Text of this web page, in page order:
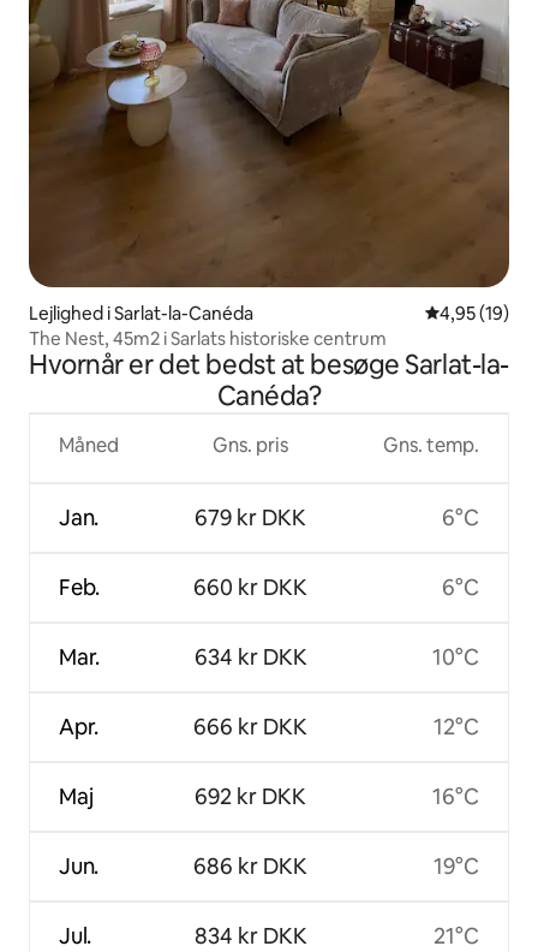
Lejlighed i Sarlat-la-Canéda 4,95 ud af 5
4,95 (19)
The Nest, 45m2 i Sarlats historiske centrum
Hvornår er det bedst at besøge Sarlat-la-
Canéda?
Måned
Jan.
Feb.
Mar.
Apr.
Maj
Jun.
Jul.
Gns. pris
679 kr DKK
660 kr DKK
634 kr DKK
666 kr DKK
692 kr DKK
686 kr DKK
834 kr DKK
Gns. temp.
6°C
6°C
10°C
12°C
16°C
19°C
21°C